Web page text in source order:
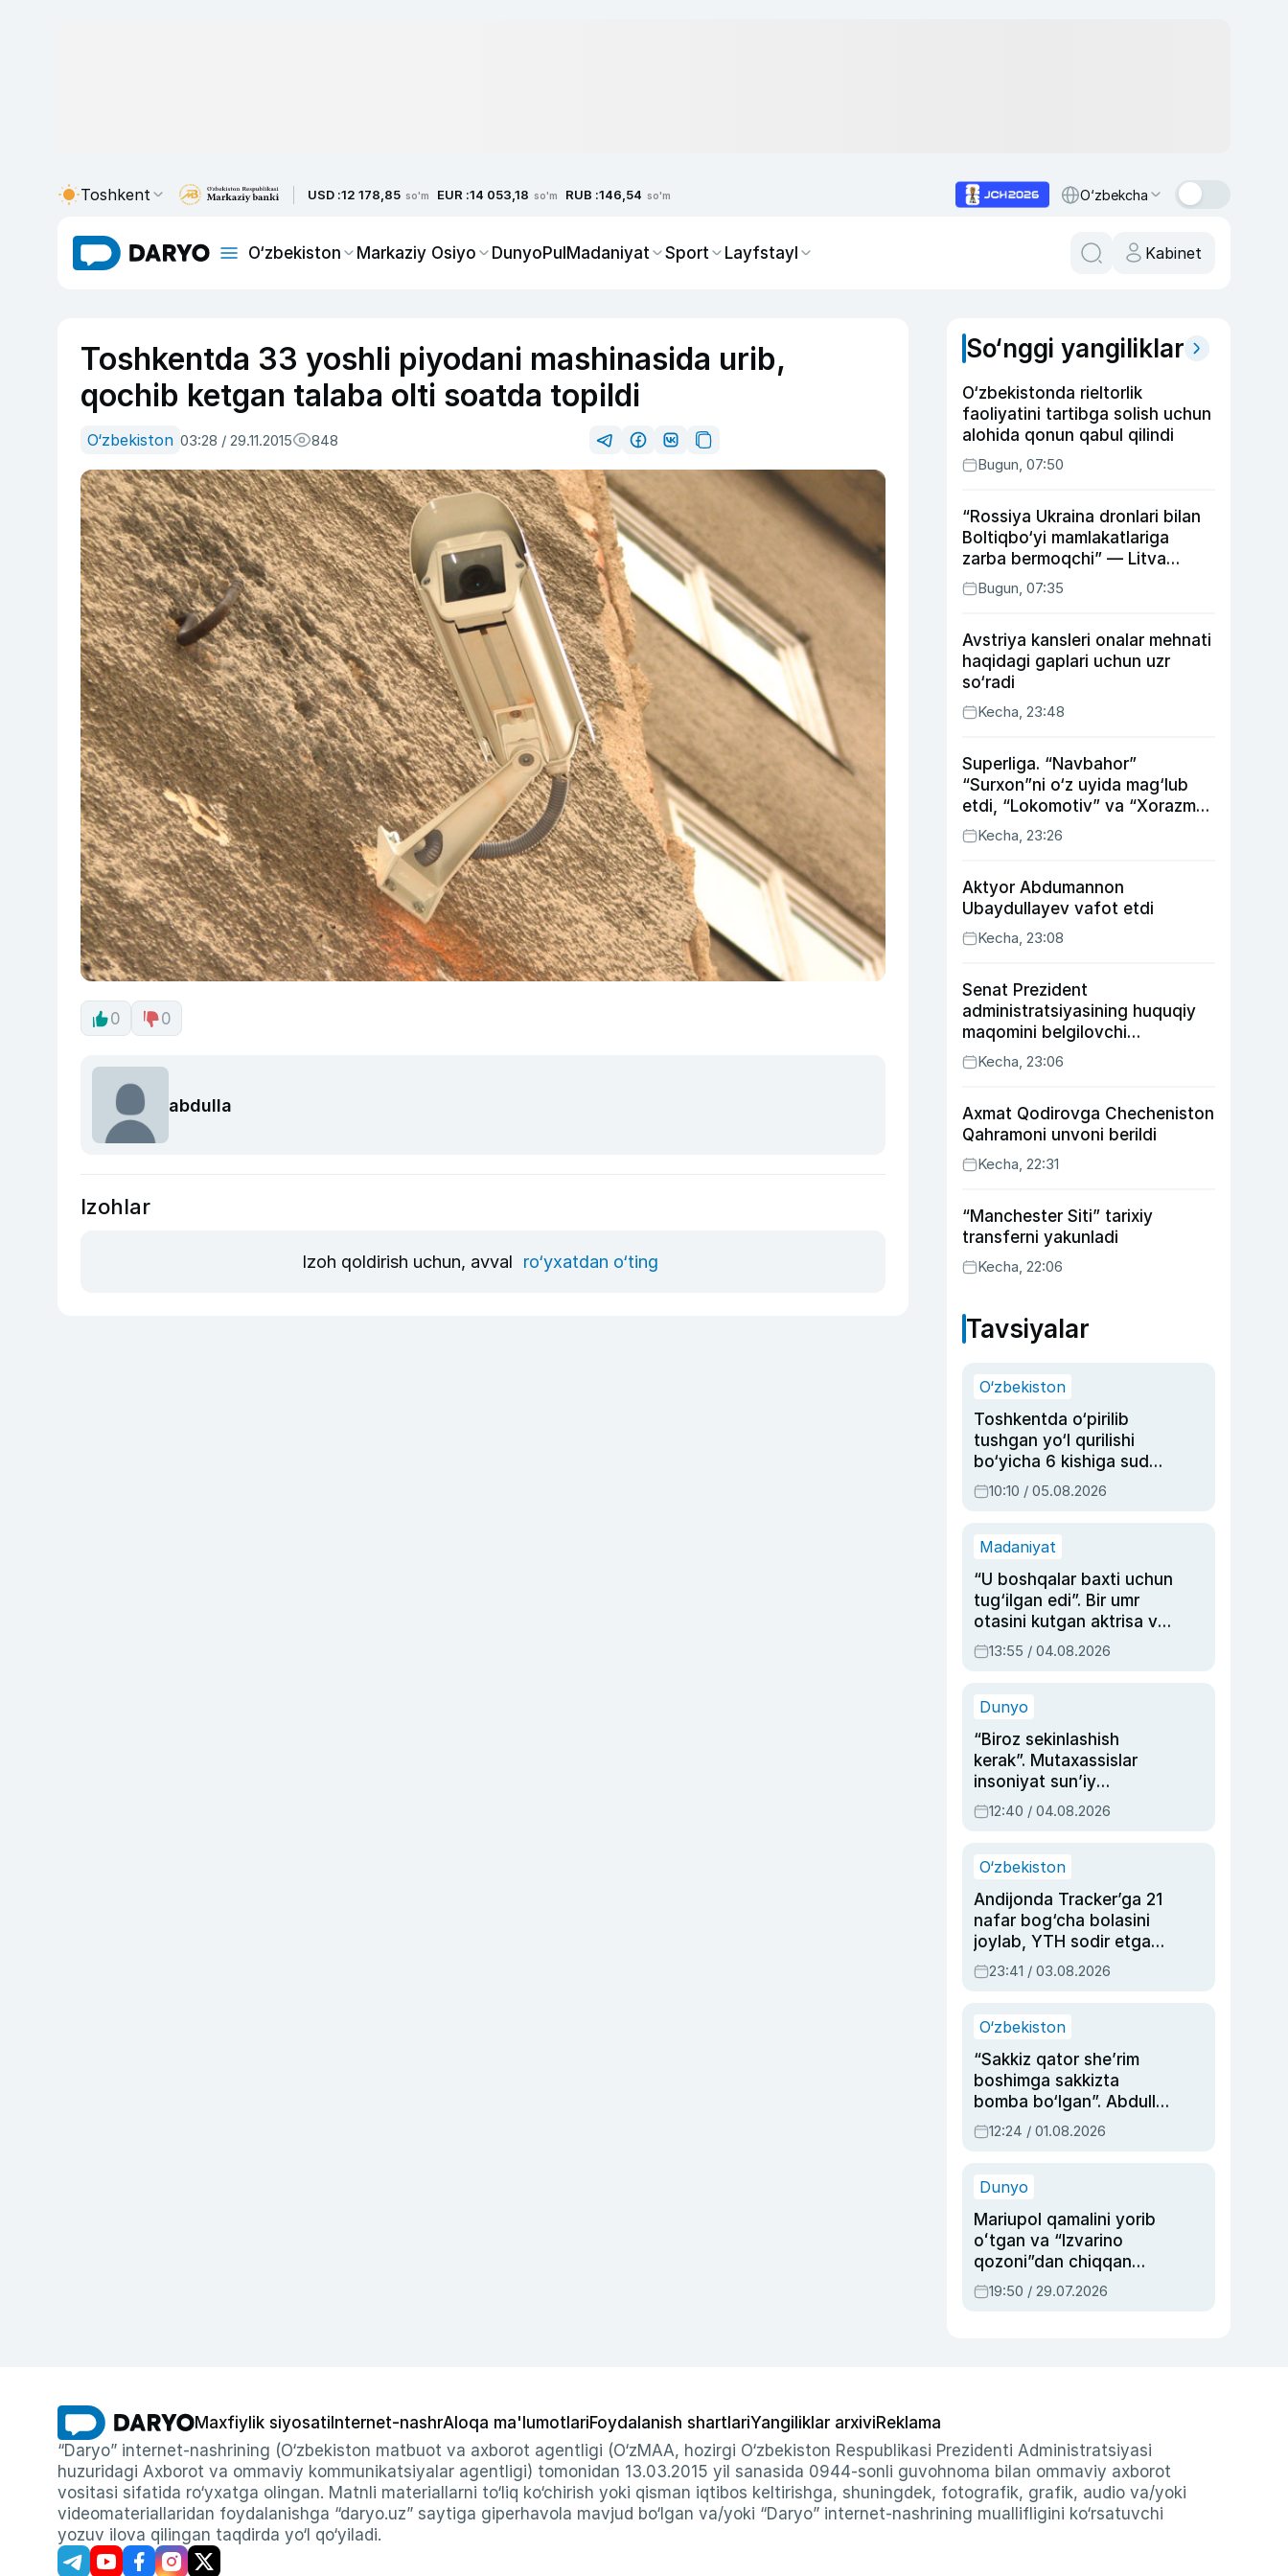
Toshkent USD :12 178,85 so'm EUR :14 053,18 so'm RUB :146,54 so'm O‘zbekcha
O‘zbekiston Markaziy Osiyo DunyoPulMadaniyat Sport Layfstayl Kabinet
Toshkentda 33 yoshli piyodani mashinasida urib,
qochib ketgan talaba olti soatda topildi
O‘zbekiston 03:28 / 29.11.2015 848
0 0
abdulla
Izohlar
Izoh qoldirish uchun, avval ro‘yxatdan o‘ting
So‘nggi yangiliklar
O‘zbekistonda rieltorlik
faoliyatini tartibga solish uchun
alohida qonun qabul qilindi
Bugun, 07:50
“Rossiya Ukraina dronlari bilan
Boltiqbo‘yi mamlakatlariga
zarba bermoqchi” — Litva
mudofaa vaziri
Bugun, 07:35
Avstriya kansleri onalar mehnati
haqidagi gaplari uchun uzr
so‘radi
Kecha, 23:48
Superliga. “Navbahor”
“Surxon”ni o‘z uyida mag‘lub
etdi, “Lokomotiv” va “Xorazm”
uyda g‘alaba qozondi
Kecha, 23:26
Aktyor Abdu­mannon
Ubaydullayev vafot etdi
Kecha, 23:08
Senat Prezident
administratsiyasining huquqiy
maqomini belgilovchi
konstitutsiyaviy qonunni
ma’qulladi
Kecha, 23:06
Axmat Qodirovga Checheniston
Qahramoni unvoni berildi
Kecha, 22:31
“Manchester Siti” tarixiy
transferni yakunladi
Kecha, 22:06
Tavsiyalar
O‘zbekiston
Toshkentda o‘pirilib
tushgan yo‘l qurilishi
bo‘yicha 6 kishiga sud
hukmi o‘qildi
10:10 / 05.08.2026
Madaniyat
“U boshqalar baxti uchun
tug‘ilgan edi”. Bir umr
otasini kutgan aktrisa va
dublyaj ustasi Rimma
Ahmedovaning
13:55 / 04.08.2026
Dunyo
“Biroz sekinlashish
kerak”. Mutaxassislar
insoniyat sun’iy
intellektni boshqara
olmay qolishidan xavotir
12:40 / 04.08.2026
O‘zbekiston
Andijonda Tracker’ga 21
nafar bog‘cha bolasini
joylab, YTH sodir etgan
ayolga sud hukmi o‘qildi
23:41 / 03.08.2026
O‘zbekiston
“Sakkiz qator she’rim
boshimga sakkizta
bomba bo‘lgan”. Abdulla
Oripovni siyosiy
ayblovlardan asrab
12:24 / 01.08.2026
Dunyo
Mariupol qamalini yorib
oʻtgan va “Izvarino
qozoni”dan chiqqan
qahramon — Ukraina
armiyasi bosh
19:50 / 29.07.2026
Maxfiylik siyosati Internet-nashrAloqa ma'lumotlariFoydalanish shartlariYangiliklar arxiviReklama
“Daryo” internet-nashrining (O‘zbekiston matbuot va axborot agentligi (O‘zMAA, hozirgi O‘zbekiston Respublikasi Prezidenti Administratsiyasi
huzuridagi Axborot va ommaviy kommunikatsiyalar agentligi) tomonidan 13.03.2015 yil sanasida 0944-sonli guvohnoma bilan ommaviy axborot
vositasi sifatida ro‘yxatga olingan. Matnli materiallarni to‘liq ko‘chirish yoki qisman iqtibos keltirishga, shuningdek, fotografik, grafik, audio va/yoki
videomateriallaridan foydalanishga “daryo.uz” saytiga giperhavola mavjud bo‘lgan va/yoki “Daryo” internet-nashrining muallifligini ko‘rsatuvchi
yozuv ilova qilingan taqdirda yo‘l qo‘yiladi.